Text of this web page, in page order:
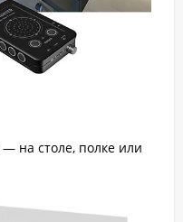
на столе, полке или